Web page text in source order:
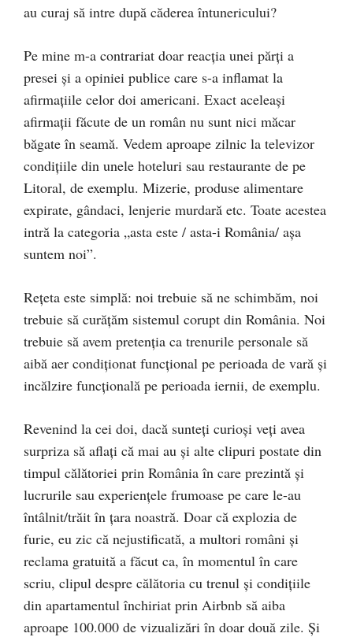
au curaj să intre după căderea întunericului?
Pe mine m-a contrariat doar reacția unei părți a
presei și a opiniei publice care s-a inflamat la
afirmațiile celor doi americani. Exact aceleași
afirmații făcute de un român nu sunt nici măcar
băgate în seamă. Vedem aproape zilnic la televizor
condițiile din unele hoteluri sau restaurante de pe
Litoral, de exemplu. Mizerie, produse alimentare
expirate, gândaci, lenjerie murdară etc. Toate acestea
intră la categoria „asta este / asta-i România/ așa
suntem noi”.
Rețeta este simplă: noi trebuie să ne schimbăm, noi
trebuie să curățăm sistemul corupt din România. Noi
trebuie să avem pretenția ca trenurile personale să
aibă aer condiționat funcțional pe perioada de vară și
incălzire funcțională pe perioada iernii, de exemplu.
Revenind la cei doi, dacă sunteți curioși veți avea
surpriza să aflați că mai au și alte clipuri postate din
timpul călătoriei prin România în care prezintă și
lucrurile sau experiențele frumoase pe care le-au
întâlnit/trăit în țara noastră. Doar că explozia de
furie, eu zic că nejustificată, a multori români și
reclama gratuită a făcut ca, în momentul în care
scriu, clipul despre călătoria cu trenul și condițiile
din apartamentul închiriat prin Airbnb să aiba
aproape 100.000 de vizualizări în doar două zile. Și